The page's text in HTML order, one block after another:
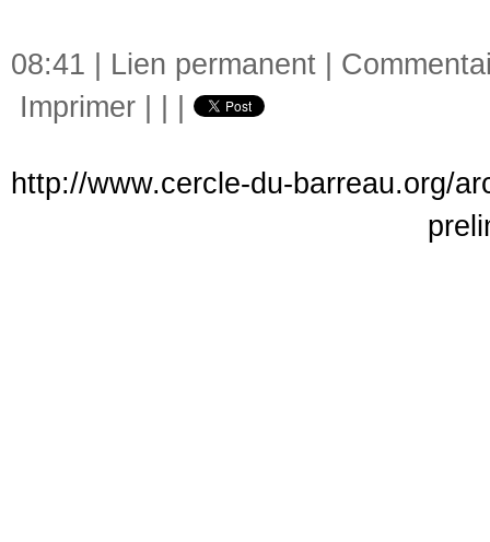
08:41 | Lien permanent
Imprimer
http://www.cercle-du-barreau.org/